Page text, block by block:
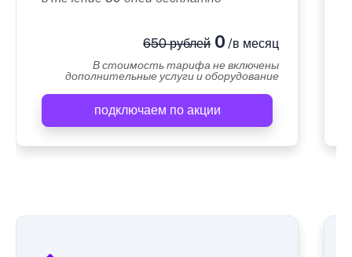
650 рублей0 /в месяц
В стоимость тарифа не включены
дополнительные услуги и оборудование
подключаем по акции